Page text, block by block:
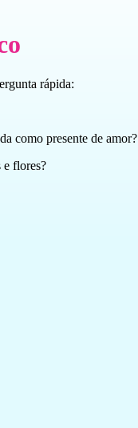
rápida:
como presente de amor?
e flores?